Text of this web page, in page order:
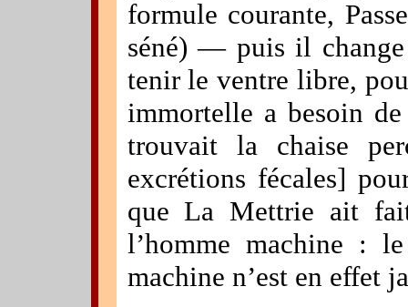
formule courante,
séné) — puis il
tenir le ventre libre,
immortelle a besoin
trouvait la chaise
excrétions fécales]
que La Mettrie ait
l’homme machine :
machine n’est en effet